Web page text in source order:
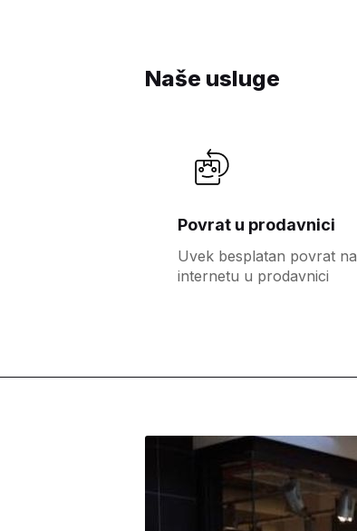
Naše usluge
Povrat u prodavnici
Uvek besplatan povrat na
internetu u prodavnici